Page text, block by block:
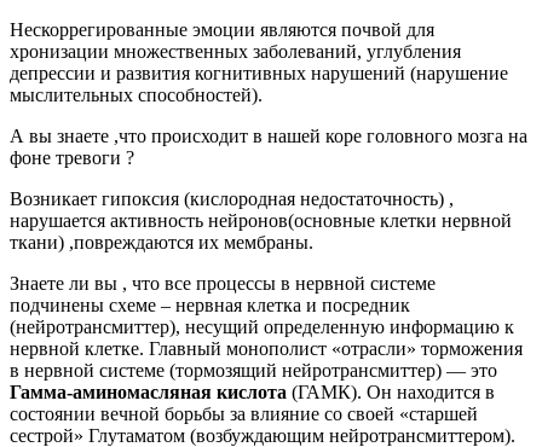
Нескоррегированные эмоции являются почвой для
хронизации множественных заболеваний, углубления
депрессии и развития когнитивных нарушений (нарушение
мыслительных способностей).
А вы знаете ,что происходит в нашей коре головного мозга на
фоне тревоги ?
Возникает гипоксия (кислородная недостаточность) ,
нарушается активность нейронов(основные клетки нервной
ткани) ,повреждаются их мембраны.
Знаете ли вы , что все процессы в нервной системе
подчинены схеме – нервная клетка и посредник
(нейротрансмиттер), несущий определенную информацию к
нервной клетке. Главный монополист «отрасли» торможения
в нервной системе (тормозящий нейротрансмиттер) — это
Гамма-аминомасляная кислота (ГАМК). Он находится в
состоянии вечной борьбы за влияние со своей «старшей
сестрой» Глутаматом (возбуждающим нейротрансмиттером).